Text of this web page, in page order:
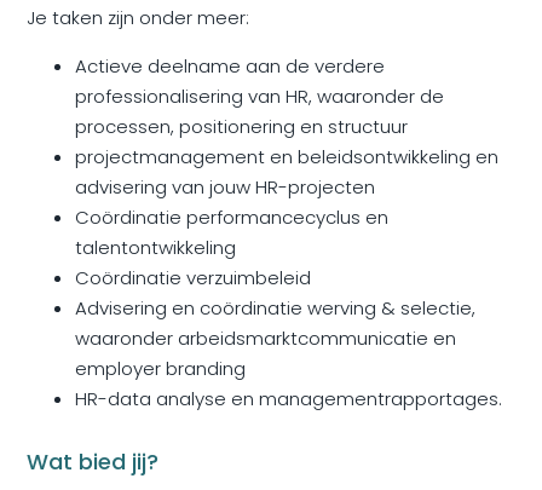
Je taken zijn onder meer:
Actieve deelname aan de verdere
professionalisering van HR, waaronder de
processen, positionering en structuur
projectmanagement en beleidsontwikkeling en
advisering van jouw HR-projecten
Coördinatie performancecyclus en
talentontwikkeling
Coördinatie verzuimbeleid
Advisering en coördinatie werving & selectie,
waaronder arbeidsmarktcommunicatie en
employer branding
HR-data analyse en managementrapportages.
Wat bied jij?